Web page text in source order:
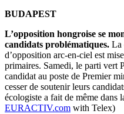
BUDAPEST
L’opposition hongroise se
candidats problématiques. La
d’opposition arc-en-ciel est
primaires. Samedi, le parti vert
candidat au poste de Premier
cesser de soutenir leurs
écologiste a fait de même
EURACTIV.com with Telex)